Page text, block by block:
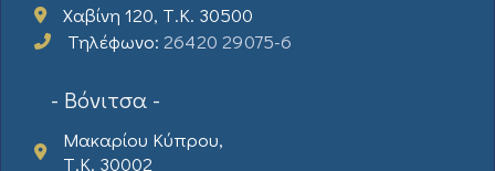
Χαβίνη 120, Τ.Κ. 30500
Τηλέφωνο: 26420 29075-6
- Βόνιτσα -
Μακαρίου Κύπρου,
Τ.Κ. 30002